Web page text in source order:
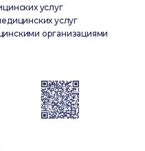
услуг
услуг
организациями